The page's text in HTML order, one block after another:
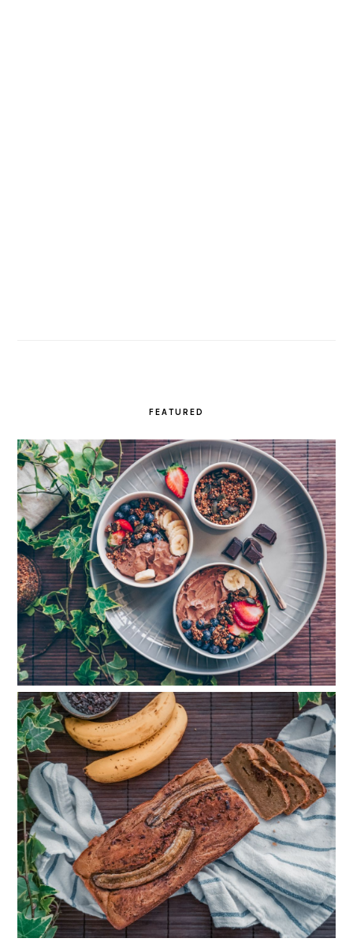
FEATURED